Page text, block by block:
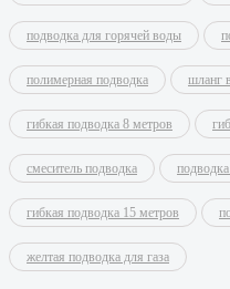
подводка для горячей воды
полимерная подводка шланг
гибкая подводка 8 метров
смеситель подводка
гибкая подводка 15 метров
желтая подводка для газа